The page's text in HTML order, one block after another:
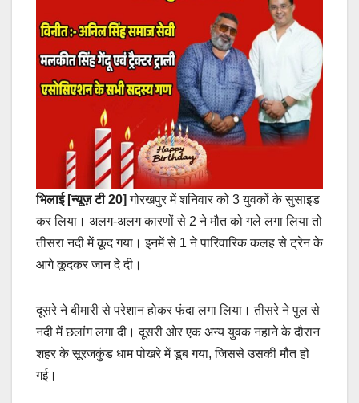
भिलाई [न्यूज़ टी 20] गोरखपुर में शनिवार को 3 युवकों के सुसाइड
कर लिया। अलग-अलग कारणों से 2 ने मौत को गले लगा लिया तो
तीसरा नदी में कूद गया। इनमें से 1 ने पारिवारिक कलह से ट्रेन के
आगे कूदकर जान दे दी।
दूसरे ने बीमारी से परेशान होकर फंदा लगा लिया। तीसरे ने पुल से
नदी में छलांग लगा दी। दूसरी ओर एक अन्य युवक नहाने के दौरान
शहर के सूरजकुंड धाम पोखरे में डूब गया, जिससे उसकी मौत हो
गई।